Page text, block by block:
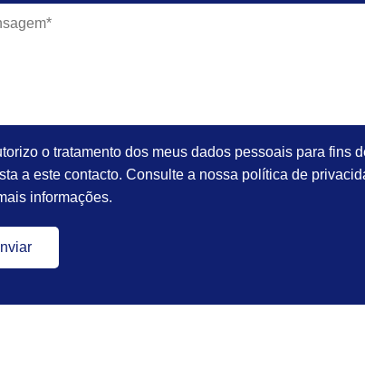
o tratamento dos meus dados pessoais para fins
a este contacto. Consulte a nossa política de
informações.